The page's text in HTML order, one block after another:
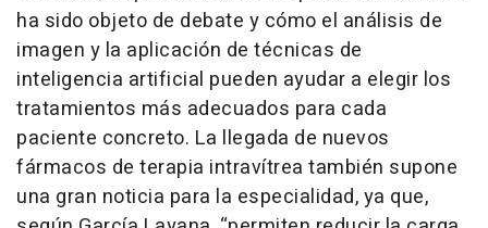
ha sido objeto de debate y cómo el análisis de
imagen y la aplicación de técnicas de
inteligencia artificial pueden ayudar a elegir los
tratamientos más adecuados para cada
paciente concreto. La llegada de nuevos
fármacos de terapia intravítrea también supone
una gran noticia para la especialidad, ya que,